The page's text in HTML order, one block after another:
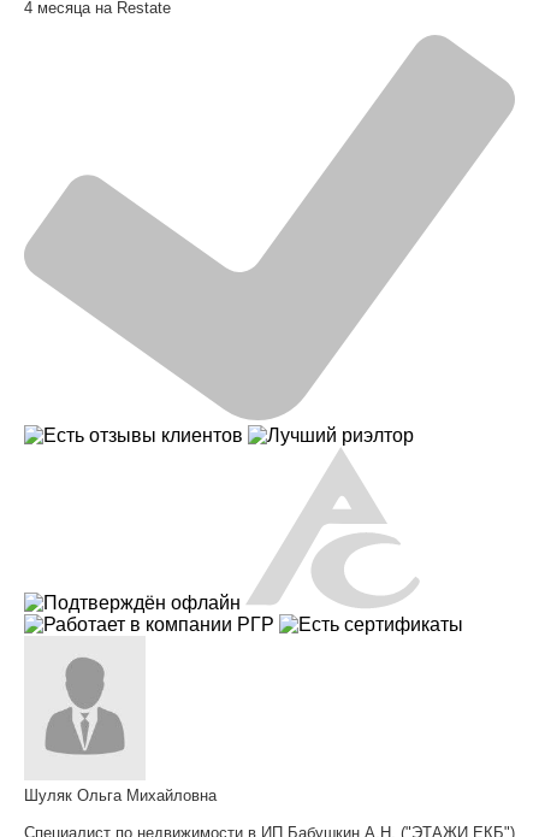
4 месяца на Restate
Шуляк Ольга Михайловна
Специалист по недвижимости в ИП Бабушкин А.Н. ("ЭТАЖИ ЕКБ")